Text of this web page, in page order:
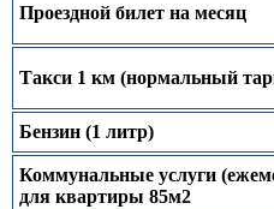
Проездной билет на месяц
Такси 1 км (нормальный
Бензин (1 литр)
Коммунальные услуги
для квартиры 85м2